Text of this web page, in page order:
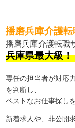
播磨兵庫介護転
播磨兵庫介護転職
兵庫県最大級
専任の担当者が対応
を判断し、
ベストなお仕事探し
新着求人や、非公開